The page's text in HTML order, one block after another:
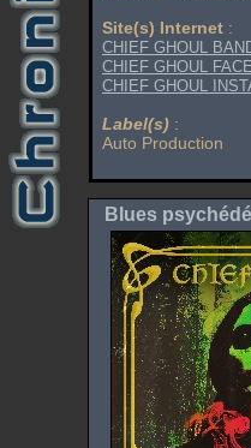
Site(s) Internet :
CHIEF GHOUL
CHIEF GHOUL
CHIEF GHOUL
Label(s) :
Auto Production
Blues